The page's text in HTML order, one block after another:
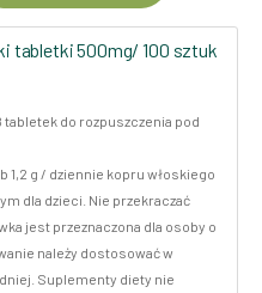
tabletki 500mg/ 100 sztuk
do rozpuszczenia pod
1,2 g / dziennie kopru włoskiego
dla dzieci. Nie przekraczać
jest przeznaczona dla osoby o
należy dostosować w
Suplementy diety nie